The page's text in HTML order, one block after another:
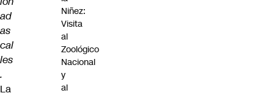
ad
as
cal
les
.
La
Niñez:
Visita
al
Zoológico
Nacional
y
al